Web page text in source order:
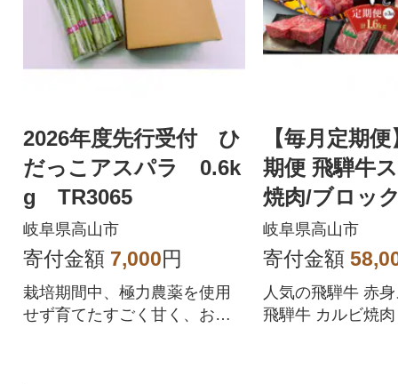
2026年度先行受付 ひ
だっこアスパラ 0.6k
g TR3065
岐阜県高山市
寄付金額 7,000円
栽培期間中、極力農薬を使用
せず育てたすごく甘く、おい
【毎月定期
期便 飛騨牛
焼肉/ブロッ
岐阜県高山市
寄付金額
人気の飛騨牛 赤
飛騨牛 カルビ焼